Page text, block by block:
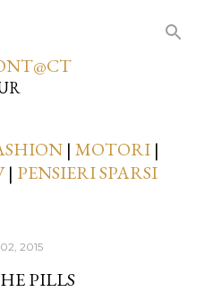
| MOTORI |
| PENSIERI SPARSI
2015
PILLS